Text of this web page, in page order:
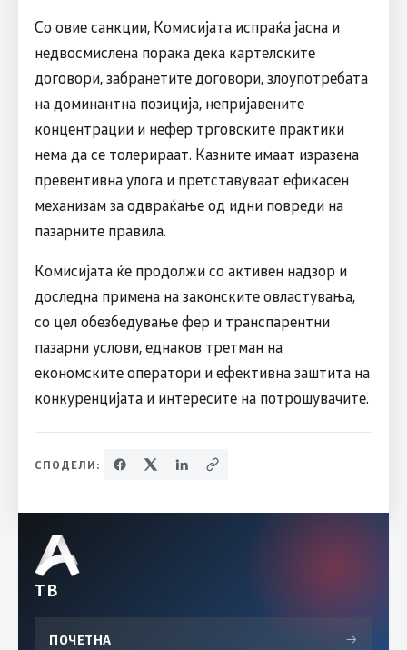
Со овие санкции, Комисијата испраќа јасна и
недвосмислена порака дека картелските
договори, забранетите договори, злоупотребата
на доминантна позиција, непријавените
концентрации и нефер трговските практики
нема да се толерираат. Казните имаат изразена
превентивна улога и претставуваат ефикасен
механизам за одвраќање од идни повреди на
пазарните правила.
Комисијата ќе продолжи со активен надзор и
доследна примена на законските овластувања,
со цел обезбедување фер и транспарентни
пазарни услови, еднаков третман на
економските оператори и ефективна заштита на
конкуренцијата и интересите на потрошувачите.
СПОДЕЛИ:
ТВ
ПОЧЕТНА →